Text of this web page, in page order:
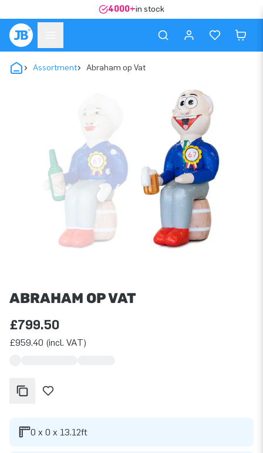
4000+in stock
Assortment Abraham op Vat
ABRAHAM OP VAT
£799.50
£959.40 (incl. VAT)
0 x 0 x 13.12ft